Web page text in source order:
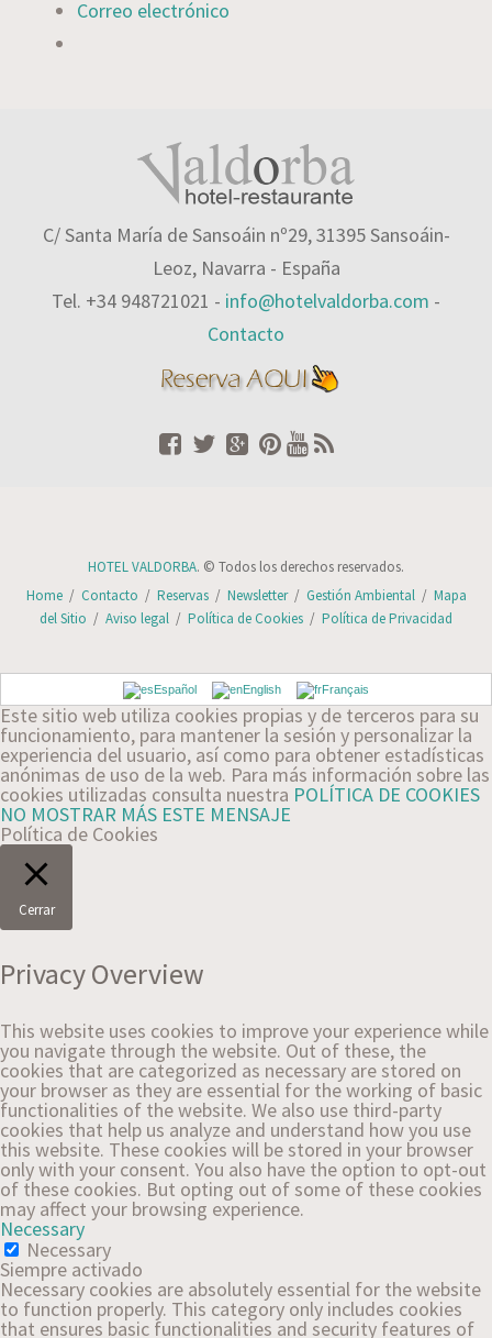
Correo electrónico
C/ Santa María de Sansoáin nº29, 31395 Sansoáin-
Leoz, Navarra - España
Tel. +34 948721021 - info@hotelvaldorba.com -
Contacto
HOTEL VALDORBA. © Todos los derechos reservados.
Home/ Contacto / Reservas/ Newsletter/ Gestión Ambiental/ Mapa
del Sitio / Aviso legal / Política de Cookies / Política de Privacidad
Español English Français
Este sitio web utiliza cookies propias y de terceros para su
funcionamiento, para mantener la sesión y personalizar la
experiencia del usuario, así como para obtener estadísticas
anónimas de uso de la web. Para más información sobre las
cookies utilizadas consulta nuestra POLÍTICA DE COOKIES
NO MOSTRAR MÁS ESTE MENSAJE
Política de Cookies
Cerrar
Privacy Overview
This website uses cookies to improve your experience while
you navigate through the website. Out of these, the
cookies that are categorized as necessary are stored on
your browser as they are essential for the working of basic
functionalities of the website. We also use third-party
cookies that help us analyze and understand how you use
this website. These cookies will be stored in your browser
only with your consent. You also have the option to opt-out
of these cookies. But opting out of some of these cookies
may affect your browsing experience.
Necessary
Necessary
Siempre activado
Necessary cookies are absolutely essential for the website
to function properly. This category only includes cookies
that ensures basic functionalities and security features of